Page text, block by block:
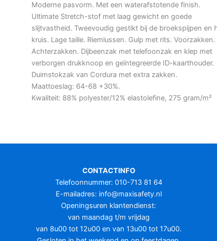
Moderne pasvorm. Met een waterafstotende finish.
Ultimate Stretch-stof met laag gewicht en goede
slijtvastheid. Tweevoudig gestikt bij de broekspijpen en
kruis. Lage taille. Riemlussen. Gulp met rits. Voorzakken.
Achterzakken. Dijbeenzak met telefoonzak en klep met
verborgen drukknoop en geïntegreerde ID-kaarthouder.
Duimstokzak van Cordura met extra zakken.
Maattoeslag: 64-68 +30%.
Kwaliteit: 88% polyester/12% elastolefine, 275 gram/m²
CONTACTINFO
Telefoonnummer: 010-713 81 64
E-mailadres: info@maxisafety.nl
Openingsuren klantendienst:
van maandag t/m vrijdag
van 8u00 tot 12u00 en van 13u00 tot 17u00.